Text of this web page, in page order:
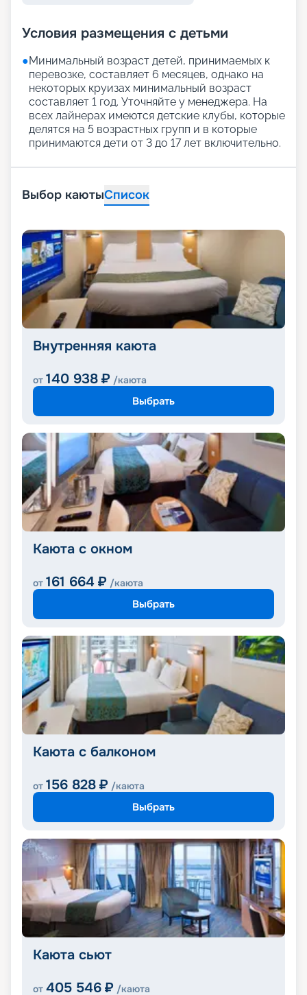
Условия размещения с детьми
●Минимальный возраст детей, принимаемых к
перевозке, составляет 6 месяцев, однако на
некоторых круизах минимальный возраст
составляет 1 год. Уточняйте у менеджера. На
всех лайнерах имеются детские клубы, которые
делятся на 5 возрастных групп и в которые
принимаются дети от 3 до 17 лет включительно.
Выбор каютыСписок
Внутренняя каюта
от 140 938 ₽ /каюта
Выбрать
Каюта с окном
от 161 664 ₽ /каюта
Выбрать
Каюта с балконом
от 156 828 ₽ /каюта
Выбрать
Каюта сьют
от 405 546 ₽ /каюта